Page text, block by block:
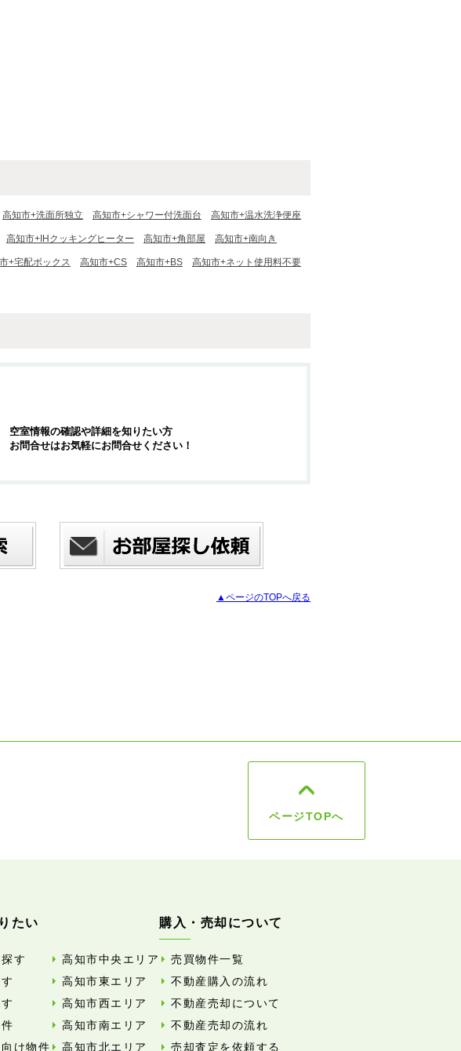
高知市+洗面所独立 高知市+シャワー付洗面台 高知市+温水洗浄便座
高知市+IHクッキングヒーター 高知市+角部屋 高知市+南向き
+宅配ボックス 高知市+CS 高知市+BS 高知市+ネット使用料不要
空室情報の確認や詳細を知りたい方
お問合せはお気軽にお問合せください！
▲ページのTOPへ戻る
ページTOPへ
たい
す
け物件
高知市中央エリア
高知市東エリア
高知市西エリア
高知市南エリア
高知市北エリア
購入・売却について
売買物件一覧
不動産購入の流れ
不動産売却について
不動産売却の流れ
売却査定を依頼する